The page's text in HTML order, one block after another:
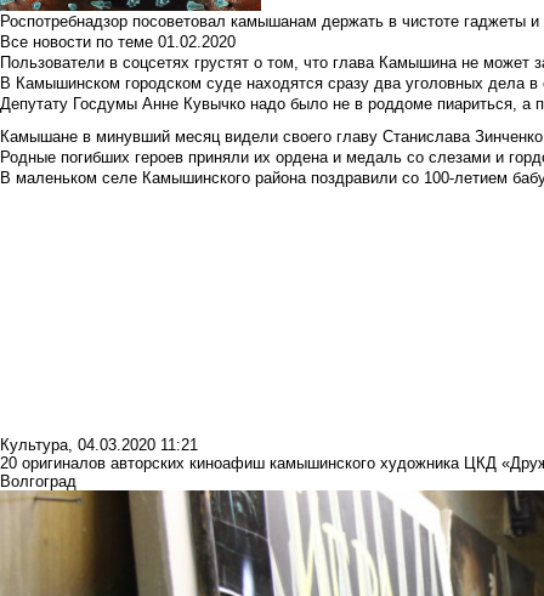
Роспотребнадзор посоветовал камышанам держать в чистоте гаджеты
Все новости по теме 01.02.2020
Пользователи в соцсетях грустят о том, что глава Камышина не может
В Камышинском городском суде находятся сразу два уголовных дела
Депутату Госдумы Анне Кувычко надо было не в роддоме пиариться, а
Камышане в минувший месяц видели своего главу Станислава Зинченко
Родные погибших героев приняли их ордена и медаль со слезами и
В маленьком селе Камышинского района поздравили со 100-летием
Культура, 04.03.2020 11:21
20 оригиналов авторских киноафиш камышинского художника ЦКД
Волгоград